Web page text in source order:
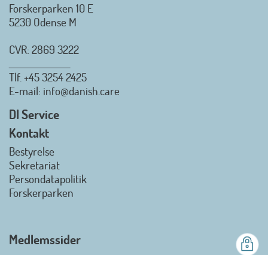
Danish.Care - Branchen for
hjælpemidler og
Danish.Care fra den 01. juli 2026
officielt kan kalde sig for
gennemslagskraft og skabe
Forskerparken 10 E
5230 Odense M
CVR: 2869 3222
Tlf.+45 3254 2425
E-mail: info@danish.care
DI Service
Kontakt
Bestyrelse
Sekretariat
Persondatapolitik
Forskerparken
Medlemssider